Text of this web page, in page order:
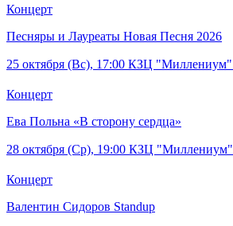
Концерт
Песняры и Лауреаты Новая Песня 2026
25 октября (Вс), 17:00 КЗЦ "Миллениум"
Концерт
Ева Польна «В сторону сердца»
28 октября (Ср), 19:00 КЗЦ "Миллениум"
Концерт
Валентин Сидоров Standup